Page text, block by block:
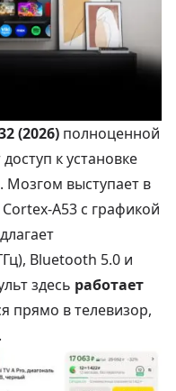
(2026) полноценной
к установке
Мозгом выступает в
A53 с графикой
Bluetooth 5.0 и
здесь работает
прямо в телевизор,